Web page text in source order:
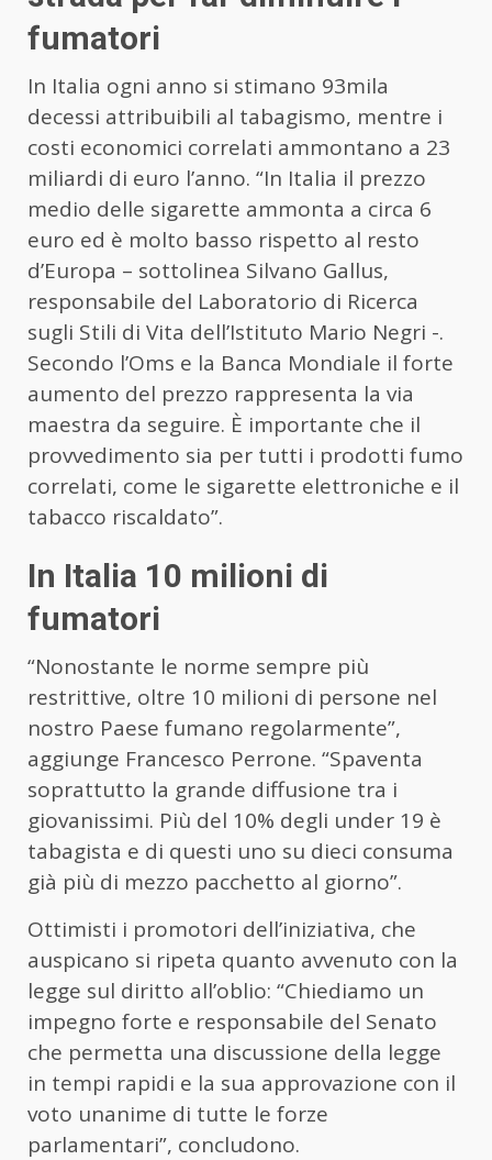
fumatori
In Italia ogni anno si stimano 93mila
decessi attribuibili al tabagismo, mentre i
costi economici correlati ammontano a 23
miliardi di euro l’anno. “In Italia il prezzo
medio delle sigarette ammonta a circa 6
euro ed è molto basso rispetto al resto
d’Europa – sottolinea Silvano Gallus,
responsabile del Laboratorio di Ricerca
sugli Stili di Vita dell’Istituto Mario Negri -.
Secondo l’Oms e la Banca Mondiale il forte
aumento del prezzo rappresenta la via
maestra da seguire. È importante che il
provvedimento sia per tutti i prodotti fumo
correlati, come le sigarette elettroniche e il
tabacco riscaldato”.
In Italia 10 milioni di
fumatori
“Nonostante le norme sempre più
restrittive, oltre 10 milioni di persone nel
nostro Paese fumano regolarmente”,
aggiunge Francesco Perrone. “Spaventa
soprattutto la grande diffusione tra i
giovanissimi. Più del 10% degli under 19 è
tabagista e di questi uno su dieci consuma
già più di mezzo pacchetto al giorno”.
Ottimisti i promotori dell’iniziativa, che
auspicano si ripeta quanto avvenuto con la
legge sul diritto all’oblio: “Chiediamo un
impegno forte e responsabile del Senato
che permetta una discussione della legge
in tempi rapidi e la sua approvazione con il
voto unanime di tutte le forze
parlamentari”, concludono.